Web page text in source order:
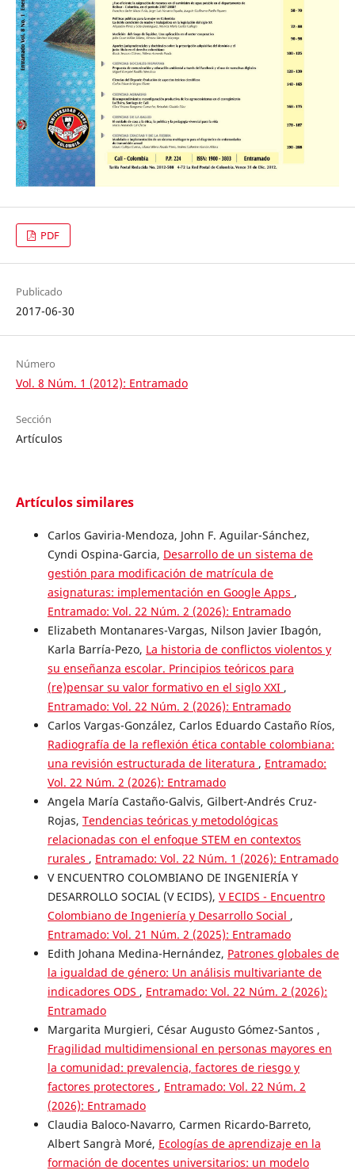
PDF
Publicado
2017-06-30
Número
Vol. 8 Núm. 1 (2012): Entramado
Sección
Artículos
Artículos similares
Carlos Gaviria-Mendoza, John F. Aguilar-Sánchez,
Cyndi Ospina-Garcia, Desarrollo de un sistema de
gestión para modificación de matrícula de
asignaturas: implementación en Google Apps ,
Entramado: Vol. 22 Núm. 2 (2026): Entramado
Elizabeth Montanares-Vargas, Nilson Javier Ibagón,
Karla Barría-Pezo, La historia de conflictos violentos y
su enseñanza escolar. Principios teóricos para
(re)pensar su valor formativo en el siglo XXI ,
Entramado: Vol. 22 Núm. 2 (2026): Entramado
Carlos Vargas-González, Carlos Eduardo Castaño Ríos,
Radiografía de la reflexión ética contable colombiana:
una revisión estructurada de literatura , Entramado:
Vol. 22 Núm. 2 (2026): Entramado
Angela María Castaño-Galvis, Gilbert-Andrés Cruz-
Rojas, Tendencias teóricas y metodológicas
relacionadas con el enfoque STEM en contextos
rurales , Entramado: Vol. 22 Núm. 1 (2026): Entramado
V ENCUENTRO COLOMBIANO DE INGENIERÍA Y
DESARROLLO SOCIAL (V ECIDS), V ECIDS - Encuentro
Colombiano de Ingeniería y Desarrollo Social ,
Entramado: Vol. 21 Núm. 2 (2025): Entramado
Edith Johana Medina-Hernández, Patrones globales de
la igualdad de género: Un análisis multivariante de
indicadores ODS , Entramado: Vol. 22 Núm. 2 (2026):
Entramado
Margarita Murgieri, César Augusto Gómez-Santos ,
Fragilidad multidimensional en personas mayores en
la comunidad: prevalencia, factores de riesgo y
factores protectores , Entramado: Vol. 22 Núm. 2
(2026): Entramado
Claudia Baloco-Navarro, Carmen Ricardo-Barreto,
Albert Sangrà Moré, Ecologías de aprendizaje en la
formación de docentes universitarios: un modelo